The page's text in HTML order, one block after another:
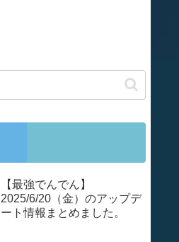
【最強でんでん】
2025/6/20（金）のアップデ
ート情報まとめました。